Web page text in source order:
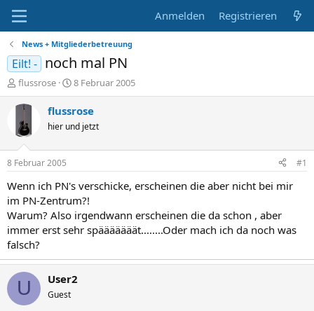
Anmelden Registrieren
News + Mitgliederbetreuung
Eilt! - noch mal PN
E
r
s
t
e
l
e
r
flussrose
E
r
s
e
t
a
8 Februar 2005
flussrose
hier und jetzt
8 Februar 2005 #1
Wenn ich PN's verschicke, erscheinen die aber nicht bei mir
im PN-Zentrum?!
Warum? Also irgendwann erscheinen die da schon , aber
immer erst sehr spääääääät........Oder mach ich da noch was
falsch?
U User2
Guest